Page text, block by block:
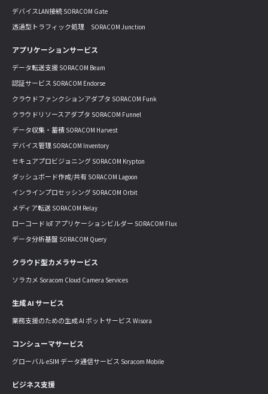
デバイスLAN接続 SORACOM Gate
透過型トラフィック処理 SORACOM Junction
アプリケーションサービス
データ転送支援 SORACOM Beam
認証サービス SORACOM Endorse
クラウドファンクションアダプタ SORACOM Funk
クラウドリソースアダプタ SORACOM Funnel
データ収集・蓄積 SORACOM Harvest
デバイス管理 SORACOM Inventory
セキュアプロビジョニング SORACOM Krypton
ダッシュボード作成/共有 SORACOM Lagoon
インラインプロセッシング SORACOM Orbit
メディア転送 SORACOM Relay
ローコード IoT アプリケーションビルダー SORACOM Flux
データ分析基盤 SORACOM Query
クラウド型カメラサービス
ソラカメ Soracom Cloud Camera Services
生成 AI サービス
業務支援のための生成 AI ボットサービス Wisora
コンシューマサービス
グローバル eSIM データ通信サービス Soracom Mobile
ビジネス支援